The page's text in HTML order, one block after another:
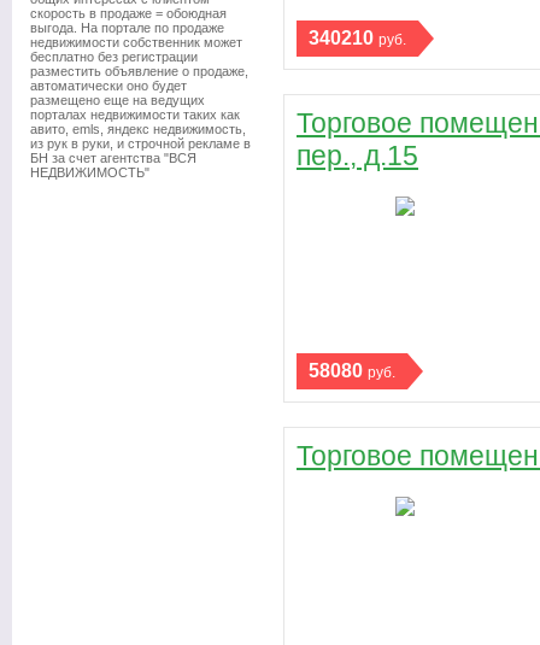
скорость в продаже = обоюдная
выгода. На портале по продаже
недвижимости собственник может
бесплатно без регистрации
разместить объявление о продаже,
автоматически оно будет
размещено еще на ведущих
порталах недвижимости таких как
авито, emls, яндекс недвижимость,
из рук в руки, и строчной рекламе в
БН за счет агентства "ВСЯ
НЕДВИЖИМОСТЬ"
340210 руб.
Торговое
пер., д.15
58080 руб.
Торговое